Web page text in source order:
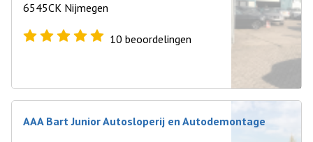
6545CK Nijmegen
10 beoordelingen
AAA Bart Junior Autosloperij en Autodemontage